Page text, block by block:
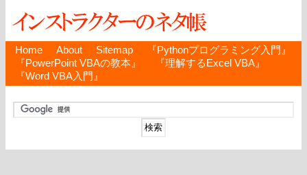
Home About Sitemap
『Pythonプログラミング入門』
『PowerPoint VBAの教本』
『理解するExcel VBA』
『Word VBA入門』